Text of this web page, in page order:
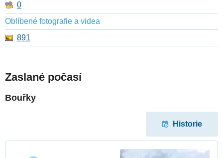
0
Oblíbené fotografie a videa
891
Zaslané počasí
Bouřky
Historie